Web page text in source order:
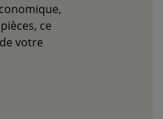
ce
votre